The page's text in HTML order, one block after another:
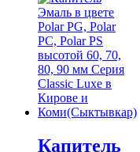
Капитель